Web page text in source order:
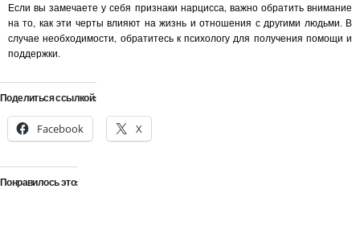
Если вы замечаете у себя признаки нарцисса, важно обратить внимание
на то, как эти черты влияют на жизнь и отношения с другими людьми. В
случае необходимости, обратитесь к психологу для получения помощи и
поддержки.
Поделиться ссылкой:
Facebook X
Понравилось это: